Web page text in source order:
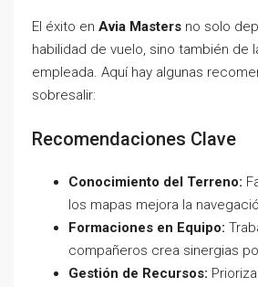
El éxito en Avia Masters no solo
habilidad de vuelo, sino también de
empleada. Aquí hay algunas
sobresalir:
Recomendaciones Clave
Conocimiento del Terreno:
los mapas mejora la
Formaciones en Equipo:
compañeros crea sinergias
Gestión de Recursos: